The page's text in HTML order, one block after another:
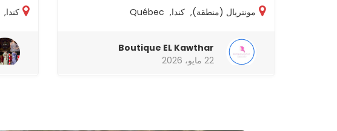
مونتريال (منطقة), كندا,
Québec
Boutique EL Kawthar
22 مايو، 2026
كندا,